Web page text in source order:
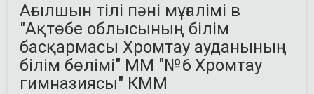
Ағылшын тілі пәні мұғалімі в
"Ақтөбе облысының білім
басқармасы Хромтау ауданының
білім бөлімі" ММ "№6 Хромтау
гимназиясы" КММ